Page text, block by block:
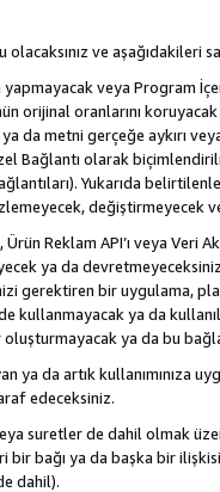
ve aşağıdakileri
yapmayacak veya Program
orijinal oranlarını
da metni gerçeğe aykırı
Bağlantı olarak
Yukarıda
Reklam API’ı veya Veri
ya da
gerektiren bir uygulama,
kullanmayacak ya da
ya da bu
ya da artık kullanımınıza
edeceksiniz.
suretler de dahil olmak
bağı ya da başka bir
dahil).